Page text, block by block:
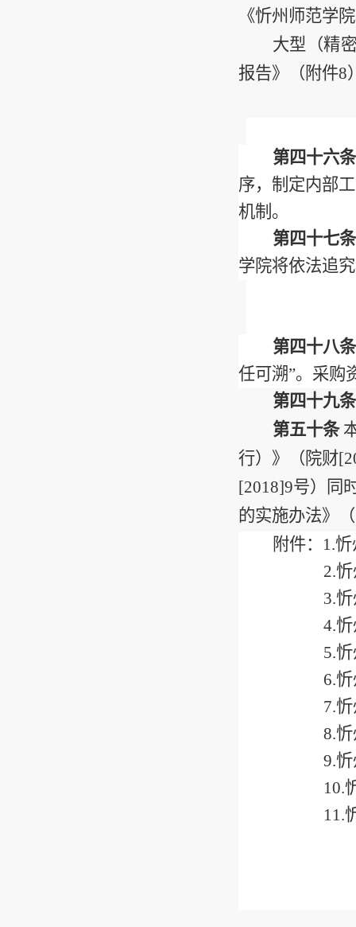
《忻州师范学
大型（精
报告》（附件8
第四十六条
序，制定内部
机制。
第四十七条
学院将依法追
第四十八条
任可溯”。采购
第四十九条
第五十条
行）》（院财
[2018]9号）同
的实施办法》
附件： 1.忻
2.
3.
4.
5.
6.
7.
8.
9.
10.
11.